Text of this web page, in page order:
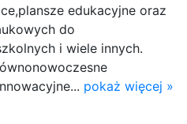
edukacyjne oraz
do
i wiele innych.
pokaż więcej »